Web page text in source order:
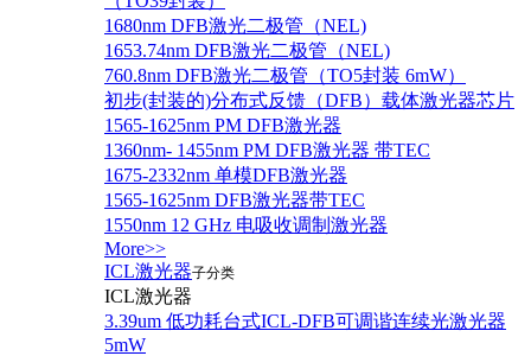
1680nm DFB激光二极管（NEL)
1653.74nm DFB激光二极管（NEL)
760.8nm DFB激光二极管（TO5封装 6mW）
初步(封装的)分布式反馈（DFB）载体激光器芯片
1565-1625nm PM DFB激光器
1360nm- 1455nm PM DFB激光器 带TEC
1675-2332nm 单模DFB激光器
1565-1625nm DFB激光器带TEC
1550nm 12 GHz 电吸收调制激光器
More>>
ICL激光器子分类
ICL激光器
3.39um 低功耗台式ICL-DFB可调谐连续光激光器
5mW